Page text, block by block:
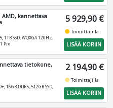
AMD, kannettava
1TB SSD, WQXGA 120Hz,
Pro
5 929,90 €
fiber_manual_recordToimittajilla
LISÄÄ KORIIN
tietokone,
16GB DDR5, 512GB SSD,
2 194,90 €
fiber_manual_recordToimittajilla
LISÄÄ KORIIN